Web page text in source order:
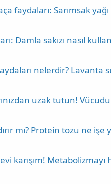
faydaları: Sarımsak
Damla sakızı nasıl
nelerdir? Lavanta
uzak tutun!
mı? Protein tozu ne işe
karışım! Metabolizmayı